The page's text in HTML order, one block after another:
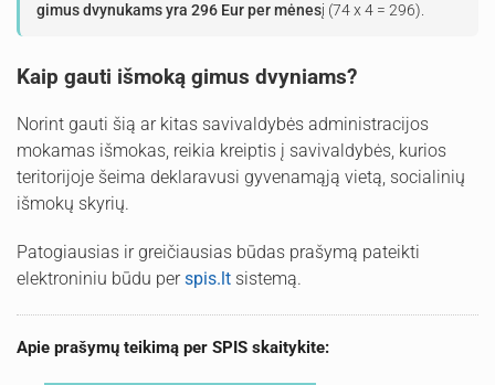
gimus dvynukams yra 296 Eur per mėnesį (74 x 4 = 296).
Kaip gauti išmoką gimus dvyniams?
Norint gauti šią ar kitas savivaldybės administracijos
mokamas išmokas, reikia kreiptis į savivaldybės, kurios
teritorijoje šeima deklaravusi gyvenamąją vietą, socialinių
išmokų skyrių.
Patogiausias ir greičiausias būdas prašymą pateikti
elektroniniu būdu perspis.lt sistemą.
Apie prašymų teikimą per SPIS skaitykite: